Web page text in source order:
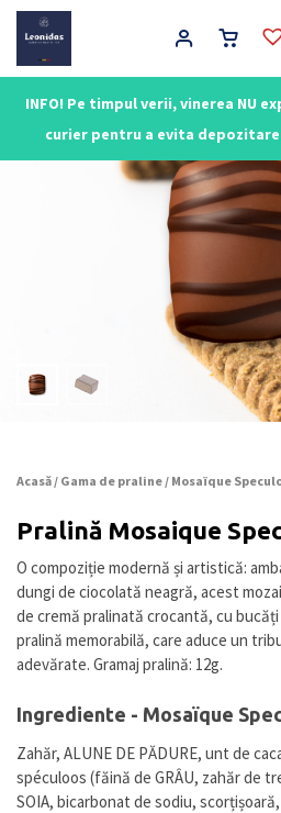
INFO! Pe timpul verii, vinerea NU
curier pentru a evita
Main Navigation
Acasă / Gama de praline / Mosaïque
Pralină Mosaique
O compoziție modernă și artistică:
dungi de ciocolată neagră, acest
de cremă pralinată crocantă, cu
pralină memorabilă, care aduce un
adevărate. Gramaj pralină: 12g.
Ingrediente - Mosaïque
Zahăr, ALUNE DE PĂDURE, unt de
spéculoos (făină de GRÂU, zahăr de
SOIA, bicarbonat de sodiu,